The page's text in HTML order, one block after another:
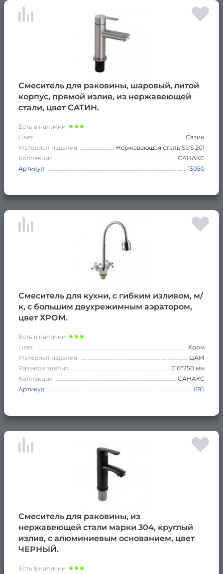
Смеситель для раковины, шаровый, литой
корпус, прямой излив, из нержавеющей
стали, цвет САТИН.
Есть в наличии
Цвет
Сатин
Материал изделия
Нержавеющая сталь SUS 201
Коллекция
САНАКС
Артикул
13050
Смеситель для кухни, с гибким изливом, м/
к, с большим двухрежимным аэратором,
цвет ХРОМ.
Есть в наличии
Цвет
Хром
Материал изделия
ЦАМ
Размер изделия
310*250 мм
Коллекция
САНАКС
Артикул
095
Смеситель для раковины, из
нержавеющей стали марки 304, круглый
излив, с алюминиевым основанием, цвет
ЧЕРНЫЙ.
Есть в наличии